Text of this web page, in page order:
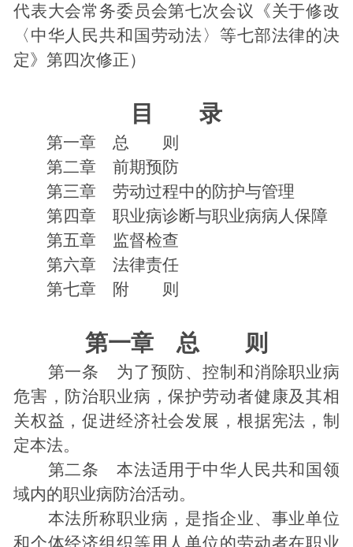
代表大会常务委员会第七次会议《关于修改
〈中华人民共和国劳动法〉等七部法律的决
定》第四次修正）
目 录
第一章 总 则
第二章 前期预防
第三章 劳动过程中的防护与管理
第四章 职业病诊断与职业病病人保障
第五章 监督检查
第六章 法律责任
第七章 附 则
第一章 总 则
第一条 为了预防、控制和消除职业病
危害，防治职业病，保护劳动者健康及其相
关权益，促进经济社会发展，根据宪法，制
定本法。
第二条 本法适用于中华人民共和国领
域内的职业病防治活动。
本法所称职业病，是指企业、事业单位
和个体经济组织等用人单位的劳动者在职业